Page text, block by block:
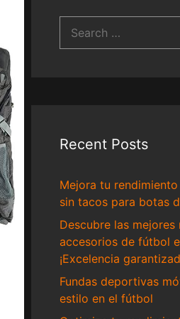
for:
Recent Posts
Mejora tu
sin tacos para botas
Descubre las mejores
accesorios de fútbol
¡Excelencia
Fundas deportivas
estilo en el fútbol